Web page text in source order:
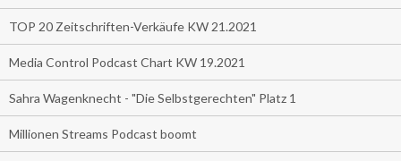
TOP 20 Zeitschriften-Verkäufe KW 21.2021
Media Control Podcast Chart KW 19.2021
Sahra Wagenknecht - "Die Selbstgerechten" Platz 1
Millionen Streams Podcast boomt